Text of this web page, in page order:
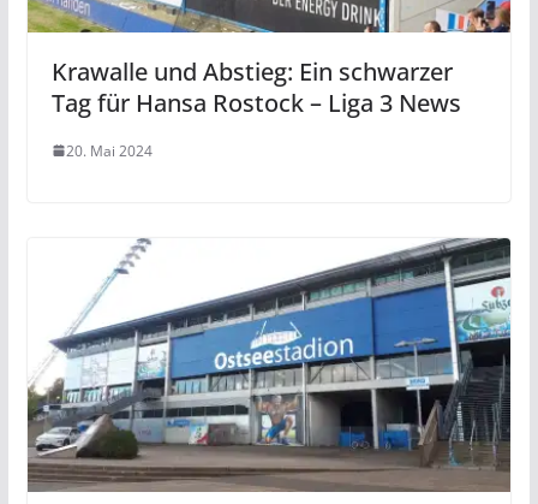
Krawalle und Abstieg: Ein schwarzer
Tag für Hansa Rostock – Liga 3 News
20. Mai 2024